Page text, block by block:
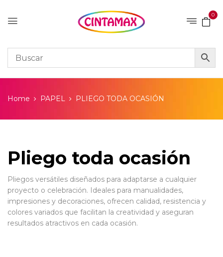
0
Home PAPEL PLIEGO TODA OCASIÓN
Pliego toda ocasión
Pliegos versátiles diseñados para adaptarse a cualquier
proyecto o celebración. Ideales para manualidades,
impresiones y decoraciones, ofrecen calidad, resistencia y
colores variados que facilitan la creatividad y aseguran
resultados atractivos en cada ocasión.